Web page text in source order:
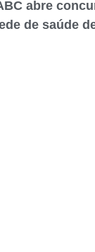
abre
de saúde